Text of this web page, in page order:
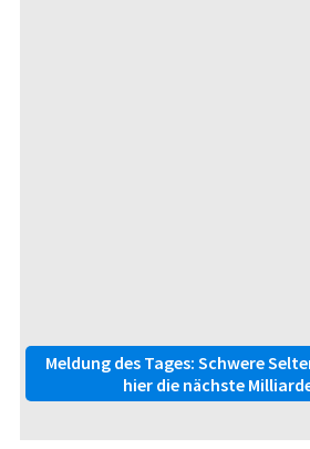
Meldung des Tages: Schwere
hier die nächste